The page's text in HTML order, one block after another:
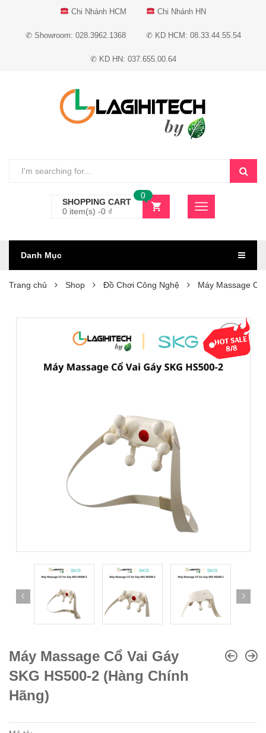
Chi Nhánh HCM Chi Nhánh HN
✆ Showroom: 028.3962.1368 ✆ KD HCM: 08.33.44.55.54
✆ KD HN: 037.655.00.64
SHOPPING CART
0 item(s) -0 ₫
0
Danh Mục
Trang chủ Shop Đồ Chơi Công Nghệ Máy Massage
Máy Massage Cổ Vai Gáy
SKG HS500-2 (Hàng Chính
Hãng)